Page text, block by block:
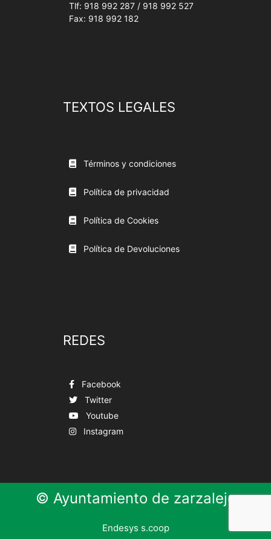
Tlf: 918 992 287 / 918 992 527
Fax: 918 992 182
TEXTOS LEGALES
Términos y condiciones
Política de privacidad
Política de Cookies
Política de Devoluciones
REDES
Facebook
Twitter
Youtube
Instagram
© Ayuntamiento de zarzalejo
Endesys s.coop